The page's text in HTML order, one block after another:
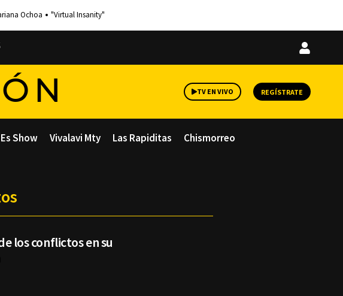
Ochoa "Virtual Insanity"
Iniciar
TV EN VIVO REGÍSTRATE
Es Show Vivalavi Mty Las Rapiditas Chismorreo
los conflictos en su